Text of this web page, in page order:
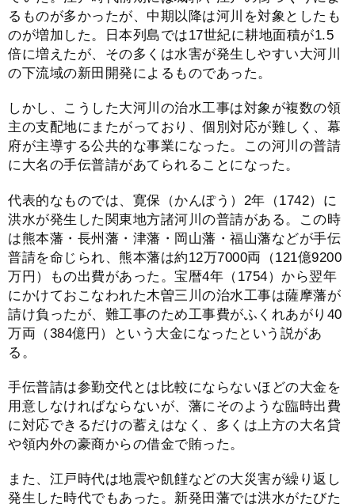
るものが多かったが、中期以降は河川を対象としたも
のが増加した。日本列島では17世紀に耕地面積が1.5
倍に増えたが、その多くは水害が発生しやすい大河川
の下流域の新田開発によるものであった。
しかし、こうした大河川の治水工事は対象が複数の領
主の支配地にまたがっており、個別対応が難しく、幕
府が主導する公共的な事業になった。この河川の普請
に大名の手伝普請があてられることになった。
代表的なものでは、寛保（かんぽう）2年（1742）に
洪水が発生した関東地方諸河川の普請がある。この時
は熊本藩・長州藩・津藩・岡山藩・福山藩などが手伝
普請を命じられ、熊本藩は約12万7000両（121億9200
万円）もの出費があった。宝暦4年（1754）から翌年
にかけておこなわれた木曽三川の治水工事は薩摩藩が
請け負ったが、難工事のため工事費がふくれあがり40
万両（384億円）という大金になったという説があ
る。
手伝普請は参勤交代とは比較にならないほどの大金を
用意しなければならないが、藩にそのような臨時出費
に対応できるだけの蓄えはなく、多くは上方の大名貸
や領内外の豪商からの借金で賄った。
また、江戸時代は地震や飢饉などの大災害が繰り返し
発生した時代でもあった。新発田藩では洪水がたびた